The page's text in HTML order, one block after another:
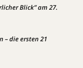
Blick” am 27.
– die ersten 21